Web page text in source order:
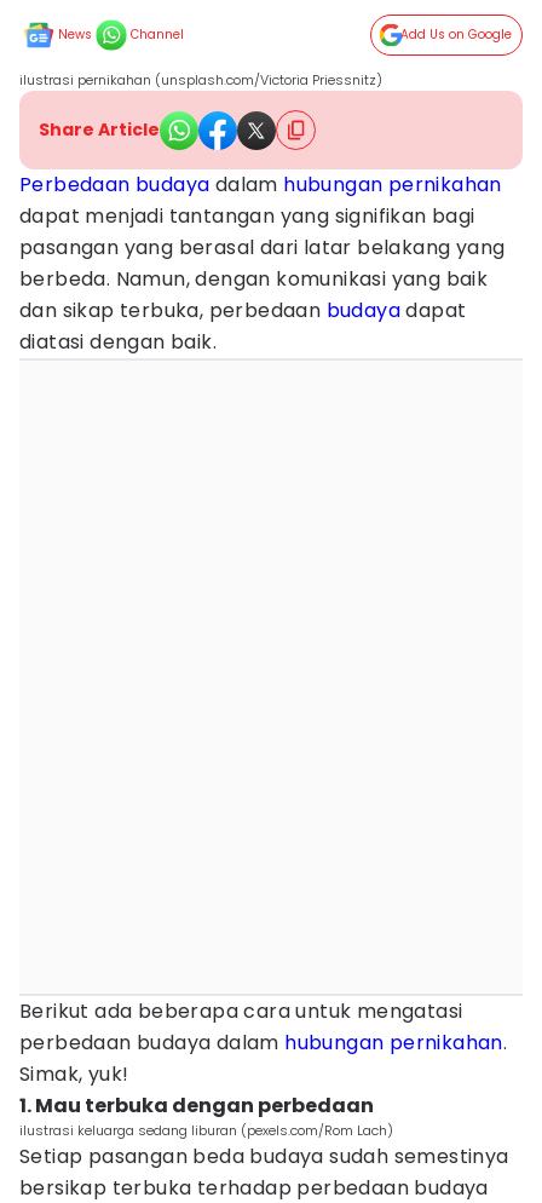
News Channel Add Us on Google
ilustrasi pernikahan (unsplash.com/Victoria Priessnitz)
Share Article
Perbedaan budaya dalam hubungan pernikahan
dapat menjadi tantangan yang signifikan bagi
pasangan yang berasal dari latar belakang yang
berbeda. Namun, dengan komunikasi yang baik
dan sikap terbuka, perbedaan budayadapat
diatasi dengan baik.
Berikut ada beberapa cara untuk mengatasi
perbedaan budaya dalam hubungan pernikahan.
Simak, yuk!
1. Mau terbuka dengan perbedaan
ilustrasi keluarga sedang liburan (pexels.com/Rom Lach)
Setiap pasangan beda budaya sudah semestinya
bersikap terbuka terhadap perbedaan budaya